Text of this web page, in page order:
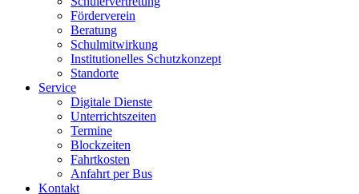
Förderverein
Beratung
Schulmitwirkung
Institutionelles Schutzkonzept
Standorte
Service
Digitale Dienste
Unterrichtszeiten
Termine
Blockzeiten
Fahrtkosten
Anfahrt per Bus
Kontakt